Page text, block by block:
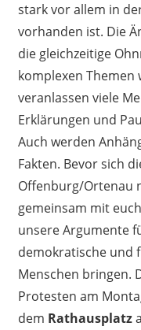
stark vor allem in
vorhanden ist. Die
die gleichzeitige
komplexen Themen
veranlassen viele
Erklärungen und
Auch werden
Fakten. Bevor sich
Offenburg/Ortenau
gemeinsam mit
unsere Argumente
demokratische und
Menschen bringen.
Protesten am
dem Rathausplatz